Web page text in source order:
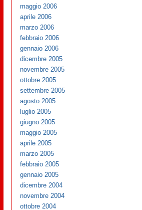
maggio 2006
aprile 2006
marzo 2006
febbraio 2006
gennaio 2006
dicembre 2005
novembre 2005
ottobre 2005
settembre 2005
agosto 2005
luglio 2005
giugno 2005
maggio 2005
aprile 2005
marzo 2005
febbraio 2005
gennaio 2005
dicembre 2004
novembre 2004
ottobre 2004